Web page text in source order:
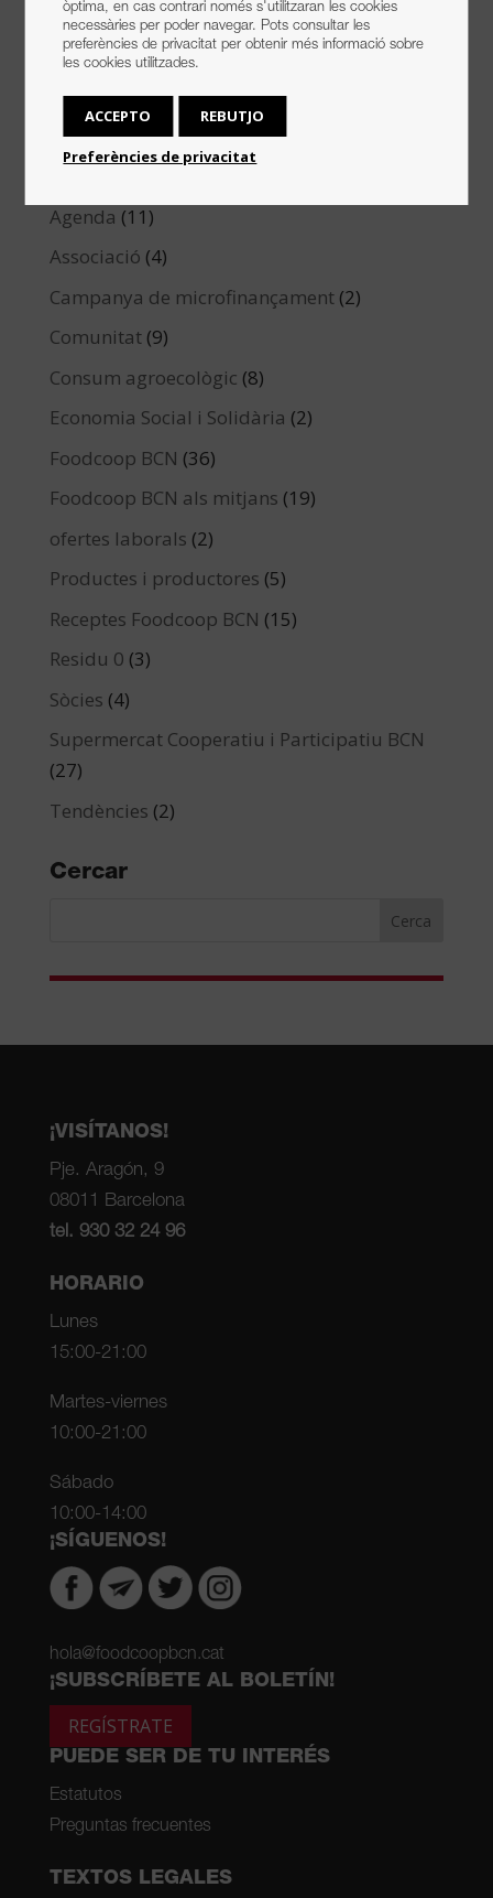
Recull de premsa
Categories
Agenda (11)
Associació (4)
Campanya de microfinançament(2)
Comunitat(9)
Consum agroecològic (8)
Economia Social i Solidària (2)
Foodcoop BCN (36)
Foodcoop BCN als mitjans (19)
ofertes laborals (2)
Productes i productores (5)
Receptes Foodcoop BCN (15)
Residu 0 (3)
Sòcies (4)
Supermercat Cooperatiu i Participatiu BCN
(27)
Tendències (2)
Cercar
¡VISÍTANOS!
Pje. Aragón, 9
08011 Barcelona
tel. 930 32 24 96
HORARIO
Lunes
15:00-21:00
Martes-viernes
10:00-21:00
Sábado
10:00-14:00
¡SÍGUENOS!
hola@foodcoopbcn.cat
¡SUBSCRÍBETE AL BOLETÍN!
REGÍSTRATE
PUEDE SER DE TU INTERÉS
Estatutos
Preguntas frecuentes
TEXTOS LEGALES
òptima, en cas contrari només s'utilitzaran les cookies
necessàries per poder navegar. Pots consultar les
preferències de privacitat per obtenir més informació sobre
les cookies utilitzades.
ACCEPTO REBUTJO
Preferències de privacitat